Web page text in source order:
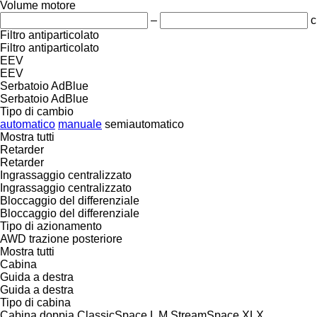
Volume motore
–
Filtro antiparticolato
Filtro antiparticolato
EEV
EEV
Serbatoio AdBlue
Serbatoio AdBlue
Tipo di cambio
automatico manuale semiautomatico
Mostra tutti
Retarder
Retarder
Ingrassaggio centralizzato
Ingrassaggio centralizzato
Bloccaggio del differenziale
Bloccaggio del differenziale
Tipo di azionamento
AWD trazione posteriore
Mostra tutti
Cabina
Guida a destra
Guida a destra
Tipo di cabina